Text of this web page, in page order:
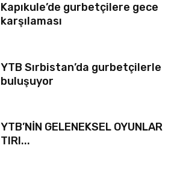
Kapıkule’de gurbetçilere gece
karşılaması
YTB Sırbistan’da gurbetçilerle
buluşuyor
YTB’NİN GELENEKSEL OYUNLAR
TIRI...